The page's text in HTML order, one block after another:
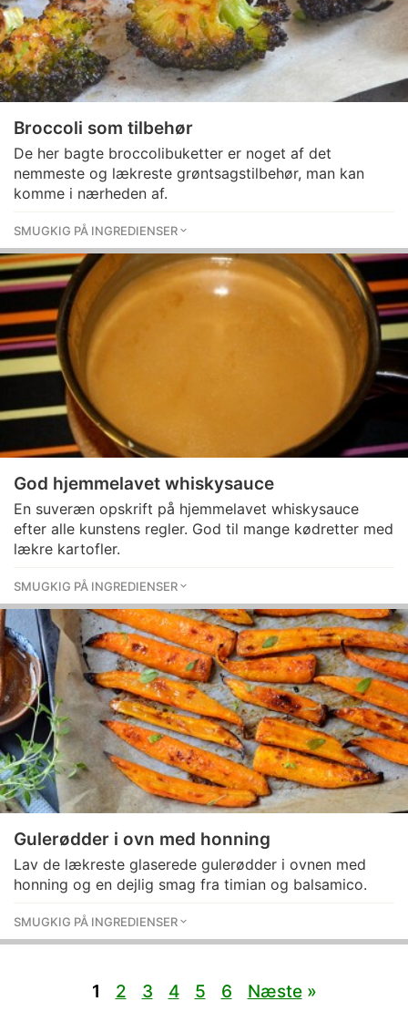
Broccoli som tilbehør
De her bagte broccolibuketter er noget af det
nemmeste og lækreste grøntsagstilbehør, man kan
komme i nærheden af.
SMUGKIG PÅ INGREDIENSER
God hjemmelavet whiskysauce
En suveræn opskrift på hjemmelavet whiskysauce
efter alle kunstens regler. God til mange kødretter med
lækre kartofler.
SMUGKIG PÅ INGREDIENSER
Gulerødder i ovn med honning
Lav de lækreste glaserede gulerødder i ovnen med
honning og en dejlig smag fra timian og balsamico.
SMUGKIG PÅ INGREDIENSER
1 2 3 4 5 6 Næste»